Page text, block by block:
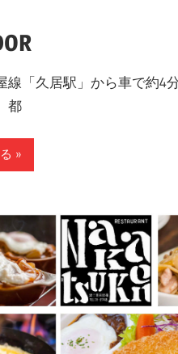
線「久居駅」から車で約4
都